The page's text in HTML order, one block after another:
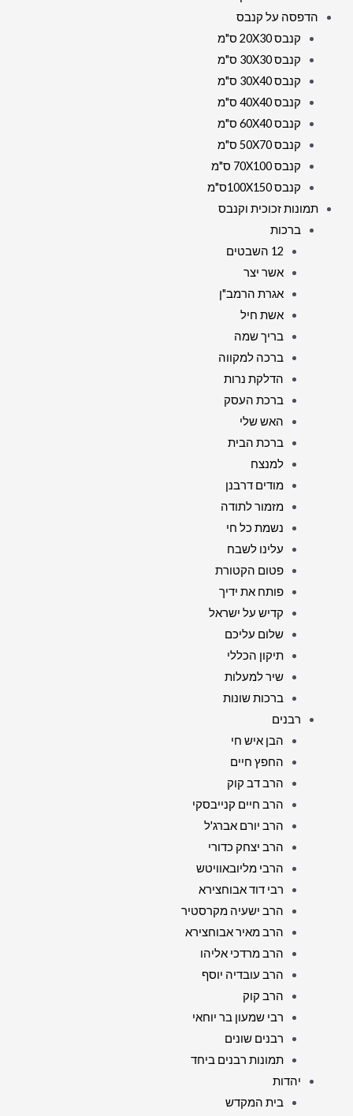
הדפסה על קנבס
קנבס 20X30 ס"מ
קנבס 30X30 ס"מ
קנבס 30X40 ס"מ
קנבס 40X40 ס"מ
קנבס 60X40 ס"מ
קנבס 50X70 ס"מ
קנבס 70X100 ס"מ
קנבס 100X150ס"מ
תמונות זכוכית וקנבס
ברכות
12 השבטים
אשר יצר
אגרת הרמב"ן
אשת חיל
בריך שמה
ברכה למקווה
הדלקת נרות
ברכת העסק
האש שלי
ברכת הבית
למנצח
מודים דרבנן
מזמור לתודה
נשמת כל חי
עלינו לשבח
פטום הקטורת
פותח את ידיך
קדיש על ישראל
שלום עליכם
תיקון הכללי
שיר למעלות
ברכות שונות
רבנים
הבן איש חי
החפץ חיים
הרב דב קוק
הרב חיים קנייבסקי
הרב יורם אברג'ל
הרב יצחק כדורי
הרבי מליובאוויטש
רבי דוד אבוחצירא
הרב ישעיה מקרסטיר
הרב מאיר אבוחצירא
הרב מרדכי אליהו
הרב עובדיה יוסף
הרב קוק
רבי שמעון בר יוחאי
רבנים שונים
תמונות רבנים ביחד
יהדות
בית המקדש